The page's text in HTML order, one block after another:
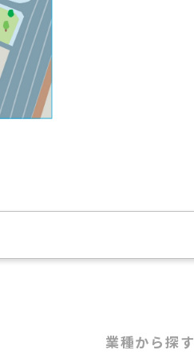
業種から探す